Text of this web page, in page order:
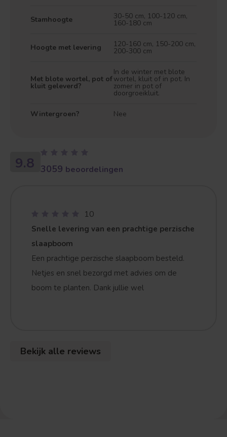
Stamhoogte 30-50 cm, 100-120 cm,
160-180 cm
Hoogte met levering 120-160 cm, 150-200 cm,
200-300 cm
Met blote wortel, pot of
kluit geleverd?
In de winter met blote
wortel, kluit of in pot. In
zomer in pot of
doorgroeikluit.
Wintergroen? Nee
9.8 3059 beoordelingen
10
Snelle levering van een prachtige perzische
slaapboom
Een prachtige perzische slaapboom besteld.
Netjes en snel bezorgd met advies om de
boom te planten. Dank jullie wel
Bekijk alle reviews